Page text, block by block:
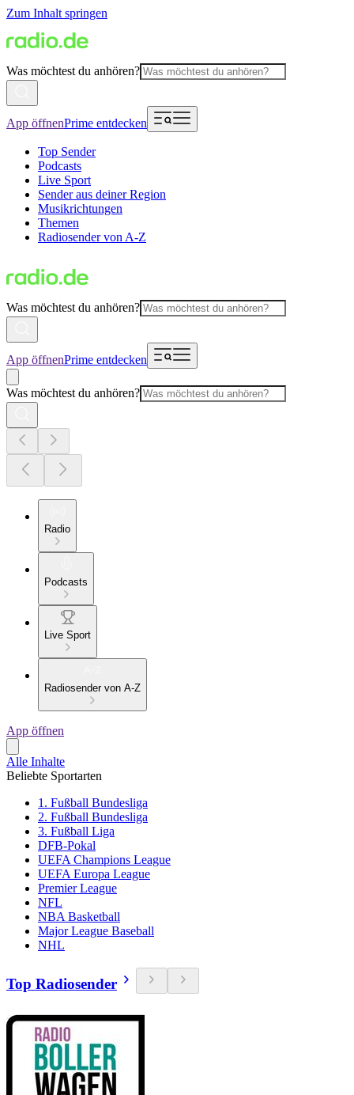
Zum Inhalt springen
Was möchtest du anhören?
App öffnenPrime entdecken
Top Sender
Podcasts
Live Sport
Sender aus deiner Region
Musikrichtungen
Themen
Radiosender von A-Z
Was möchtest du anhören?
App öffnenPrime entdecken
Was möchtest du anhören?
Radio
Podcasts
Live Sport
Radiosender von A-Z
App öffnen
Alle Inhalte
Beliebte Sportarten
1. Fußball Bundesliga
2. Fußball Bundesliga
3. Fußball Liga
DFB-Pokal
UEFA Champions League
UEFA Europa League
Premier League
NFL
NBA Basketball
Major League Baseball
NHL
Top Radiosender